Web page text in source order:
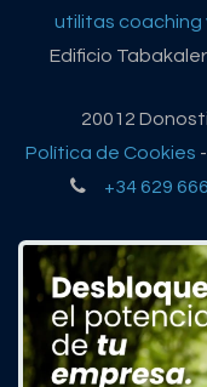
utilitas coaching
Edificio
20012
Política de Cookies -
+34 629